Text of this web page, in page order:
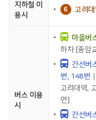
지하철 이
용시
고려대
버스 이용
시
마을버
하차 [종암
간선버
번, 148번
고려대역,
면]
간선버